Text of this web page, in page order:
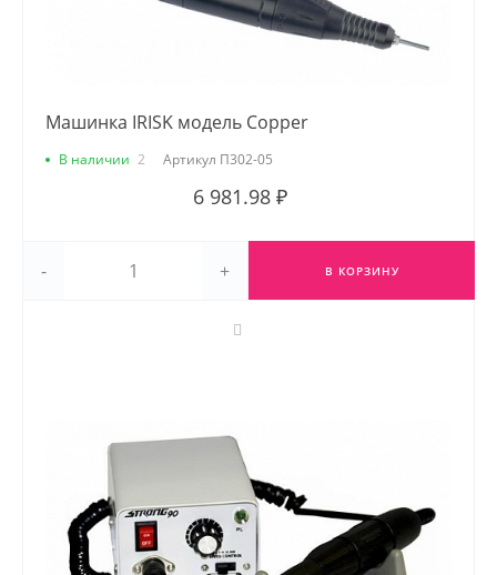
Машинка IRISK модель Copper
В наличии 2 Артикул П302-05
6 981.98 ₽
- + В КОРЗИНУ